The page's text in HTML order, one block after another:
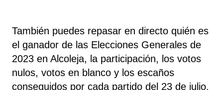
También puedes repasar en directo quién es
el ganador de las Elecciones Generales de
2023 en Alcoleja, la participación, los votos
nulos, votos en blanco y los escaños
conseguidos por cada partido del 23 de julio.